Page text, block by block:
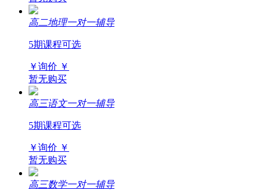
高二地理一对一辅导
5期课程可选
￥询价 ￥
暂无购买
高三语文一对一辅导
5期课程可选
￥询价 ￥
暂无购买
高三数学一对一辅导